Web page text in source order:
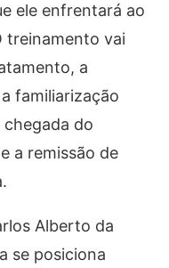
ele enfrentará ao
treinamento vai
a
familiarização
do
a remissão de
Alberto da
se posiciona